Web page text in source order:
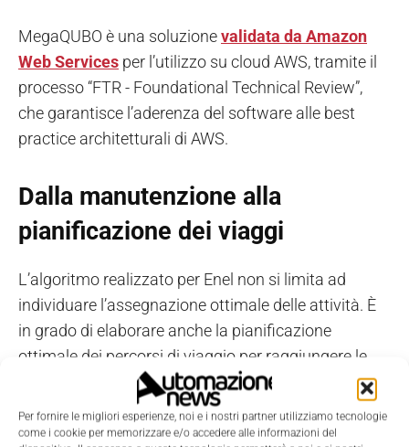
Per fornire le migliori esperienze, noi e i nostri partner utilizziamo tecnologie
come i cookie per memorizzare e/o accedere alle informazioni del
MegaQUBO è una soluzionevalidata da Amazon
Web Services per l’utilizzo su cloud AWS, tramite il
processo “FTR - Foundational Technical Review”,
che garantisce l’aderenza del software alle best
practice architetturali di AWS.
Dalla manutenzione alla
pianificazione dei viaggi
L’algoritmo realizzato per Enel non si limita ad
individuare l’assegnazione ottimale delle attività. È
in grado di elaborare anche la pianificazione
ottimale dei percorsi di viaggio per raggiungere le
destinazioni di lavoro.
In questo modo minimizza i tempi e le distanze di